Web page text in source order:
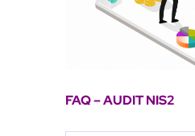
FAQ – AUDIT NIS2